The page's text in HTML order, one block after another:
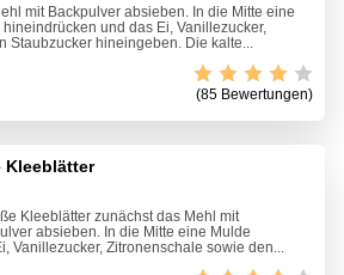
mit Backpulver absieben. In die Mitte eine
hineindrücken und das Ei, Vanillezucker,
Staubzucker hineingeben. Die kalte...
(85 Bewertungen)
Kleeblätter
Kleeblätter zunächst das Mehl mit
absieben. In die Mitte eine Mulde
Vanillezucker, Zitronenschale sowie den...